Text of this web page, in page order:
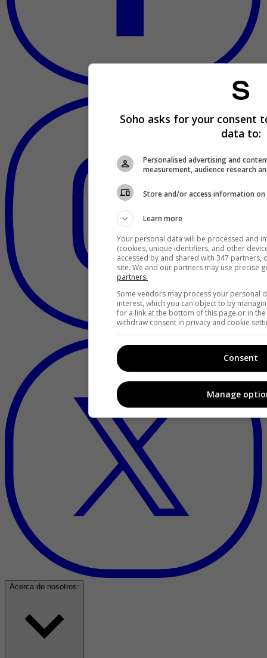
Acerca de nosotros:
Soho asks for your consent
data to:
Personalised advertising and
measurement, audience research
Store and/or access information on
Learn more
Your personal data will be processed and
(cookies, unique identifiers, and other
accessed by and shared with 347 partners,
site. We and our partners may use precise
partners.
Some vendors may process your personal
interest, which you can object to by
for a link at the bottom of this page or in
withdraw consent in privacy and cookie
Consent
Manage